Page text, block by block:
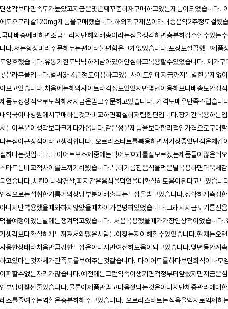
생각보다만족도가높았고지금은몇년째꾸준히재구매하고있는제품이되었습니다. 이
도오르리갈120mg제품을구매했습니다.해외직구제품이라배송은약2주정도걸렸습
국내배송에비하면조금느리지만해외배송이라는점을생각하면충분히감수할수있는
다.저는항상미리주문해두는편이라불편함은크게없었습니다.포장도깔끔했고제품
양호했습니다.유통기한도넉넉하게남아있어안심하고복용할수있었습니다. 제가구
은라무몰입니다.벌써3~4년정도이용하고있는사이트인데지금까지특별한문제없
보고있습니다.처음에는해외사이트라걱정도있었지만몇번이용해보니배송도안정적
품도정상적으로도착해서지금은믿고주문하고있습니다. 가격도매우만족스럽습니
약국이나병원에서구매하는것과비교하면확실히저렴한편입니다.장기간복용하는
는이부분이생각보다크게다가옵니다.같은성분제품을보다합리적인가격으로구매
는점이큰장점이라고생각합니다. 오르리스타트를복용하면서가장좋았던점은체감이
하다는것입니다.다이어트보조제중에는먹어도효과를잘모르겠는제품들이많은데
타트는비교적차이를느끼기쉬웠습니다.특히기름진음식을먹은날복용하면더욱체감
었습니다.치킨이나삼겹살,피자같은음식을먹었을때확실히도움이된다고느꼈습니
적으로는섭취한기름기의상당부분이배출되는느낌을받고있습니다.정확하게측정
니지만복용했을때와하지않았을때차이가분명히있었습니다.그래서지금도기름진
을예정이있는날에는챙겨먹고있습니다. 처음복용했을때가가장인상적이었습니다.
생각보다확실하게느껴져서왜많은사람들이찾는지이해할수있었습니다.현재는오랜
용한상태라처음만큼강한느낌은아니지만여전히도움이되고있습니다.몇년동안계
고있다는것자체가만족도를보여주는것같습니다. 다이어트를하다보면회식이나모
피할수없는자리가많습니다.예전에는그런약속이생기면걱정부터앞섰지만지금은심
부담이훨씬줄었습니다.물론이제품만믿고마음껏먹는것은아니지만체중관리에대
스를줄여주는역할은충분히해주고있습니다. 오르리스타트는식욕을억지로억제하